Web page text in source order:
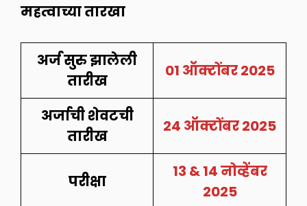
महत्वाच्या तारखा
अर्ज सुरु झालेली
तारीख
01 ऑक्टोंबर2025
अर्जाची शेवटची
तारीख
24 ऑक्टोंबर 2025
परीक्षा
13 & 14 नोव्हेंबर
2025